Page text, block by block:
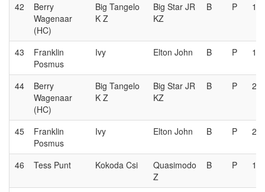
42
Berry
Wagenaar
(HC)
Big Tangelo
K Z
Big Star JR
KZ
B P 1e
43
Franklin
Posmus
Ivy Elton John B P 1e
44
Berry
Wagenaar
(HC)
Big Tangelo
K Z
Big Star JR
KZ
B P 2e
45
Franklin
Posmus
Ivy Elton John B P 2e
46 Tess Punt Kokoda Csi
Quasimodo
Z
B P 1e